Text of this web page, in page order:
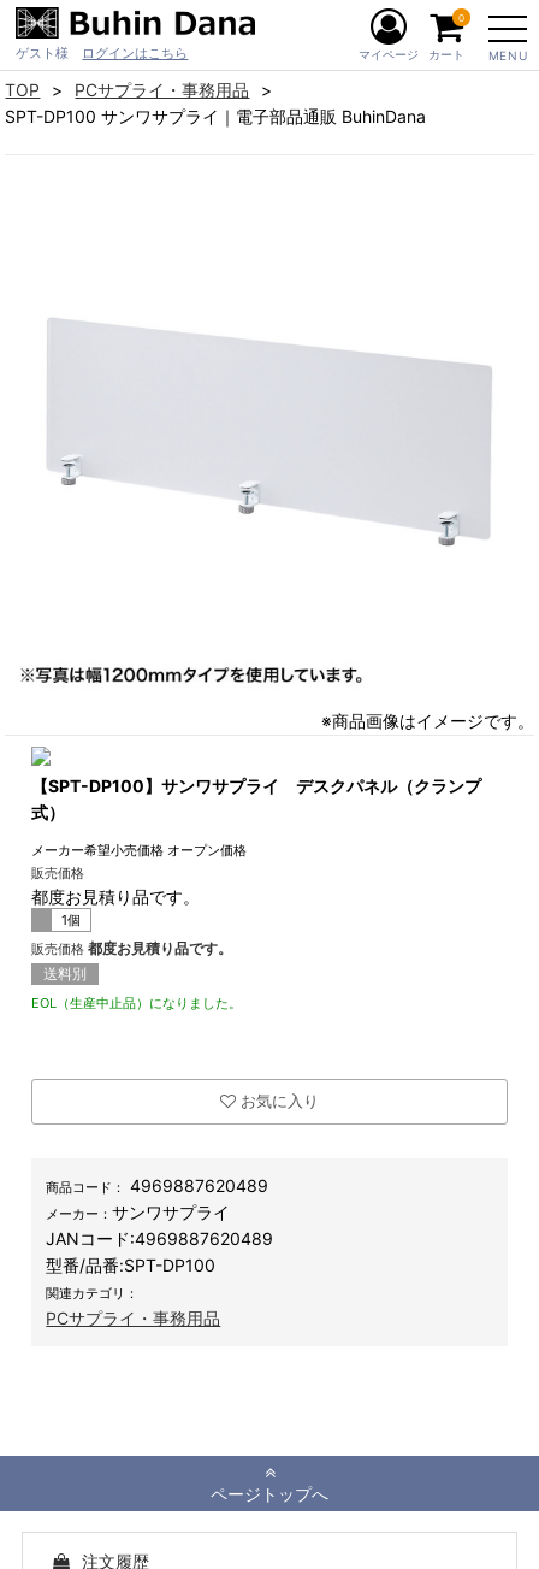
ゲスト様 ログインはこちら MENU
マイページ カート
0
TOP
PCサプライ・事務用品
SPT-DP100 サンワサプライ｜電子部品通販 BuhinDana
※商品画像はイメージです。
【SPT-DP100】サンワサプライ デスクパネル（クランプ
式）
メーカー希望小売価格 オープン価格
販売価格
都度お見積り品です。
1個
販売価格 都度お見積り品です。
送料別
EOL（生産中止品）になりました。
お気に入り
商品コード： 4969887620489
メーカー：サンワサプライ
JANコード:4969887620489
型番/品番:SPT-DP100
関連カテゴリ：
PCサプライ・事務用品
ページトップへ
注文履歴